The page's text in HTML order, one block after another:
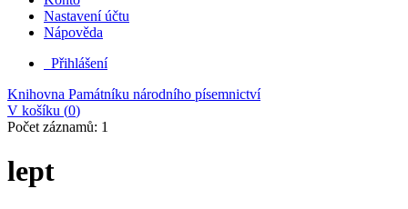
Nastavení účtu
Nápověda
Přihlášení
Knihovna Památníku národního písemnictví
V košíku (0)
Počet záznamů: 1
lept